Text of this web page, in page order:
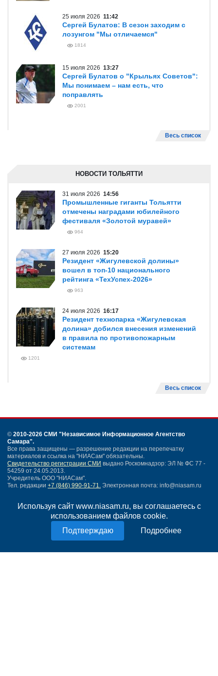
Используя сайт www.niasam.ru, вы соглашаетесь с
использованием файлов cookie.
Подробнее
25 июля 2026 11:42
Сергей Булатов: В сезон заходим с
лозунгом "Мы отличаемся"
1814
15 июля 2026 13:27
Сергей Булатов о "Крыльях Советов":
Мы понимаем – нам есть, что
поправлять
2001
Весь список
НОВОСТИ ТОЛЬЯТТИ
31 июля 2026 14:56
Промышленные гиганты Тольятти
отмечены наградами юбилейного
фестиваля «Золотой муравей»
964
27 июля 2026 15:20
Резидент «Жигулевской долины»
вошел в топ-10 национального
рейтинга «ТехУспех-2026»
963
24 июля 2026 16:17
Резидент технопарка «Жигулевская
долина» добился внесения изменений
в правила по противопожарным
системам
1201
Весь список
© 2010-2026 СМИ "Независимое Информационное Агентство
Самара".
Все права защищены — разрешение редакции на перепечатку
материалов и ссылка на "НИАСам" обязательны.
Свидетельство регистрации СМИ выдано Роскомнадзор: ЭЛ № ФС 77 -
54259 от 24.05.2013.
Учредитель ООО "НИАСам".
Тел. редакции +7 (846) 990-91-71. Электронная почта: info@niasam.ru
Карта сайта
Нашли ошибку?
Политика конфиденциальности
Согласие на обработку персональных данных